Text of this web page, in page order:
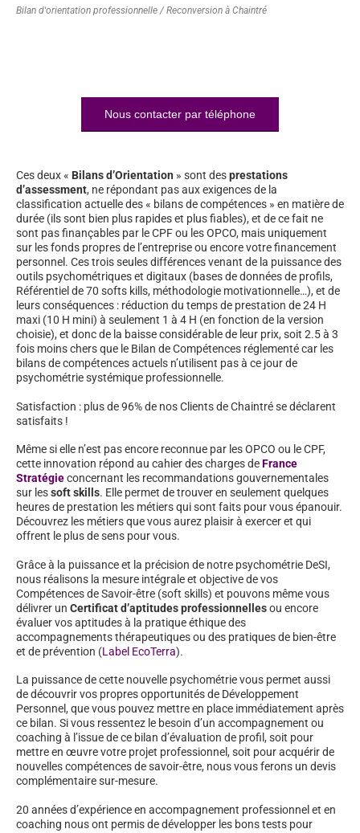
Bilan d'orientation professionnelle / Reconversion à Chaintré
Nous contacter par téléphone
Ces deux « Bilans d’Orientation » sont desprestations
d’assessment, ne répondant pas aux exigences de la
classification actuelle des « bilans de compétences » en matière de
durée (ils sont bien plus rapides et plus fiables), et de ce fait ne
sont pas finançables par le CPF ou les OPCO, mais uniquement
sur les fonds propres de l’entreprise ou encore votre financement
personnel. Ces trois seules différences venant de la puissance des
outils psychométriques et digitaux (bases de données de profils,
Référentiel de 70 softs kills, méthodologie motivationnelle…), et de
leurs conséquences : réduction du temps de prestation de 24 H
maxi (10 H mini) à seulement 1 à 4 H (en fonction de la version
choisie), et donc de la baisse considérable de leur prix, soit 2.5 à 3
fois moins chers que le Bilan de Compétences réglementé car les
bilans de compétences actuels n’utilisent pas à ce jour de
psychométrie systémique professionnelle.
Satisfaction : plus de 96% de nos Clients de Chaintré se déclarent
satisfaits !
Même si elle n’est pas encore reconnue par les OPCO ou le CPF,
cette innovation répond au cahier des charges deFrance
Stratégieconcernant les recommandations gouvernementales
sur lessoft skills. Elle permet de trouver en seulement quelques
heures de prestation les métiers qui sont faits pour vous épanouir.
Découvrez les métiers que vous aurez plaisir à exercer et qui
offrent le plus de sens pour vous.
Grâce à la puissance et la précision de notre psychométrie DeSI,
nous réalisons la mesure intégrale et objective de vos
Compétences de Savoir-être (soft skills) et pouvons même vous
délivrer un Certificat d’aptitudes professionnellesou encore
évaluer vos aptitudes à la pratique éthique des
accompagnements thérapeutiques ou des pratiques de bien-être
et de prévention (Label EcoTerra).
La puissance de cette nouvelle psychométrie vous permet aussi
de découvrir vos propres opportunités de Développement
Personnel, que vous pouvez mettre en place immédiatement après
ce bilan. Si vous ressentez le besoin d’un accompagnement ou
coaching à l’issue de ce bilan d’évaluation de profil, soit pour
mettre en œuvre votre projet professionnel, soit pour acquérir de
nouvelles compétences de savoir-être, nous vous ferons un devis
complémentaire sur-mesure.
20 années d’expérience en accompagnement professionnel et en
coaching nous ont permis de développer les bons tests pour